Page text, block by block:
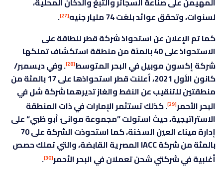
لسنوات، وتحقق عوائد بلغت 74 مليار جنيه
[27]
.
كما تم الإعلان عن استحواذ شركة قطر للطاقة على
الاستحواذ على 40 بالمئة من منطقة استكشاف تملكها
شركة إكسون موبيل في البحر المتوسط[28]
. وفي ديسمبر/
كانون الأول 2021، أعلنت قطر استحواذها على 17 بالمئة من
منطقتين للتنقيب عن النفط والغاز تديرهما شركة شل في
البحر الأحمر[29]
. كذلك تستثمر الإمارات في ذات المنطقة
الاستراتيجية، حيث استولت ”مجموعة موانئ أبو ظبي“ على
إدارة ميناء العين السخنة، كما استحوذت الشركة على 70
بالمئة من شركة IACC المصرية القابضة، والتي تملك حصص
أغلبية في شركتي شحن تعملان في البحر الأحمر[30]
.